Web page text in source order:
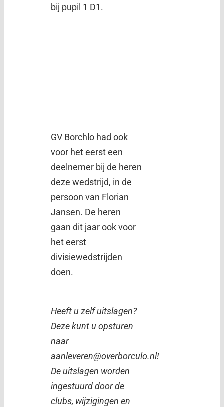
bij pupil 1 D1.
GV Borchlo had ook
voor het eerst een
deelnemer bij de heren
deze wedstrijd, in de
persoon van Florian
Jansen. De heren
gaan dit jaar ook voor
het eerst
divisiewedstrijden
doen.
Heeft u zelf uitslagen?
Deze kunt u opsturen
naar
aanleveren@overborculo.nl!
De uitslagen worden
ingestuurd door de
clubs, wijzigingen en